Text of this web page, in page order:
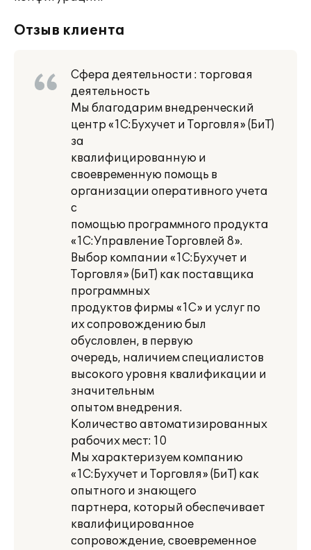
Отзыв клиента
Сфера деятельности : торговая
деятельность
Мы благодарим внедренческий
центр «1С:Бухучет и Торговля» (БиТ)
за
квалифицированную и
своевременную помощь в
организации оперативного учета
с
помощью программного продукта
«1С:Управление Торговлей 8».
Выбор компании «1С:Бухучет и
Торговля» (БиТ) как поставщика
программных
продуктов фирмы «1С» и услуг по
их сопровождению был
обусловлен, в первую
очередь, наличием специалистов
высокого уровня квалификации и
значительным
опытом внедрения.
Количество автоматизированных
рабочих мест: 10
Мы характеризуем компанию
«1С:Бухучет и Торговля» (БиТ) как
опытного и знающего
партнера, который обеспечивает
квалифицированное
сопровождение, своевременное